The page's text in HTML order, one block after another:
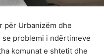
për Urbanizëm dhe
problemi i ndërtimeve
komunat e shtetit dhe